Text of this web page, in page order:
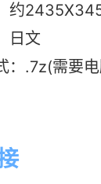
约
日文
：.7z(需要